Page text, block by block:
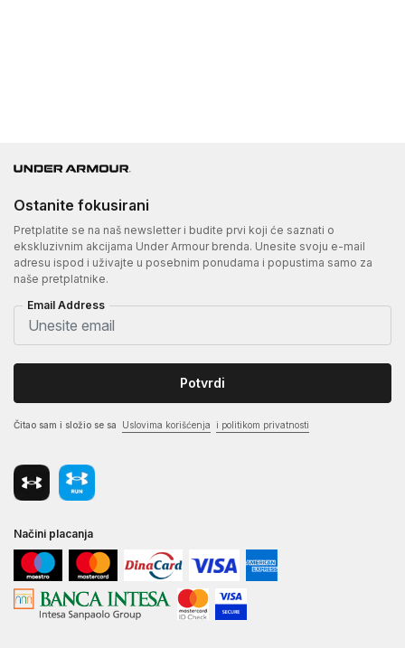
Ostanite fokusirani
Pretplatite se na naš newsletter i budite prvi koji će saznati o
ekskluzivnim akcijama Under Armour brenda. Unesite svoju e-mail
adresu ispod i uživajte u posebnim ponudama i popustima samo za
naše pretplatnike.
Email Address
Potvrdi
Čitao sam i složio se sa Uslovima korišćenja i politikom privatnosti
Načini placanja